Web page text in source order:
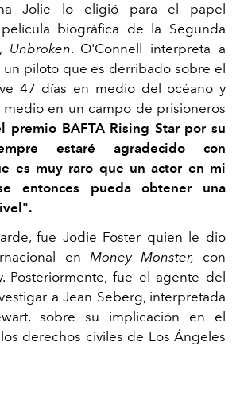
Jolie lo eligió para el papel
biográfica de la Segunda
Unbroken. O'Connell interpreta a
un piloto que es derribado sobre el
47 días en medio del océano y
medio en un campo de prisioneros
premio BAFTA Rising Star por su
estaré agradecido con
es muy raro que un actor en mi
entonces pueda obtener una
fue Jodie Foster quien le dio
en Money Monster, con
Posteriormente, fue el agente del
a Jean Seberg, interpretada
sobre su implicación en el
derechos civiles de Los Ángeles